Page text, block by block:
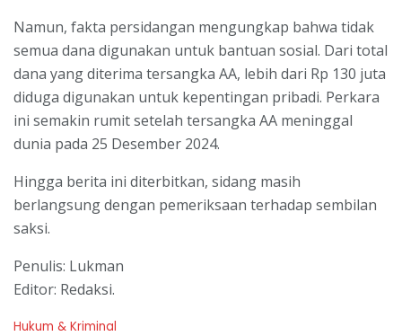
Namun, fakta persidangan mengungkap bahwa tidak
semua dana digunakan untuk bantuan sosial. Dari total
dana yang diterima tersangka AA, lebih dari Rp 130 juta
diduga digunakan untuk kepentingan pribadi. Perkara
ini semakin rumit setelah tersangka AA meninggal
dunia pada 25 Desember 2024.
Hingga berita ini diterbitkan, sidang masih
berlangsung dengan pemeriksaan terhadap sembilan
saksi.
Penulis: Lukman
Editor: Redaksi.
C
Hukum & Kriminal